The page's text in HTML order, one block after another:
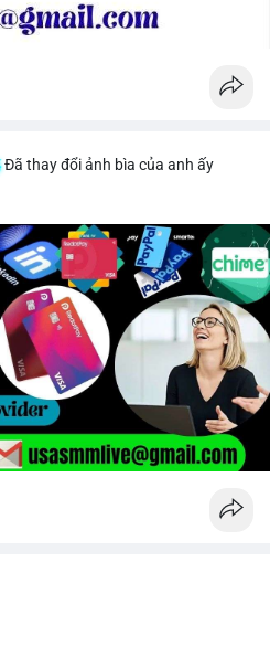
Đã thay đổi ảnh bìa của anh ấy